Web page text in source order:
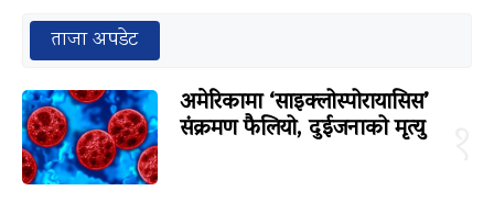
ताजा अपडेट
अमेरिकामा ‘साइक्लोस्पोरायासिस’
संक्रमण फैलियो, दुईजनाको मृत्यु